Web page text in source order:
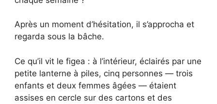
Après un moment d’hésitation, il s’approcha et
regarda sous la bâche.
Ce qu’il vit le figea : à l’intérieur, éclairés par une
petite lanterne à piles, cinq personnes — trois
enfants et deux femmes âgées — étaient
assises en cercle sur des cartons et des